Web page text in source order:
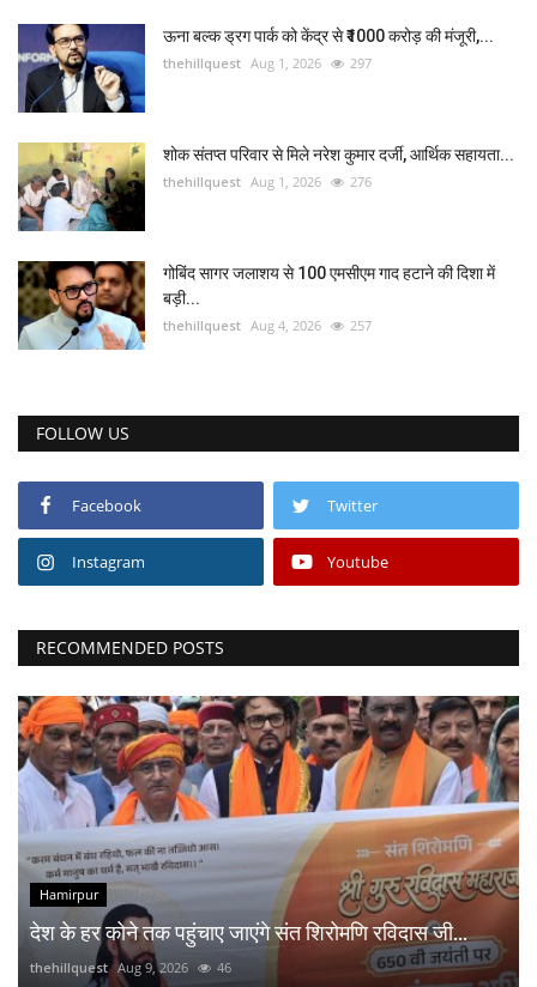
ऊना बल्क ड्रग पार्क को केंद्र से ₹1000 करोड़ की मंजूरी,...
thehillquest Aug 1, 2026 297
शोक संतप्त परिवार से मिले नरेश कुमार दर्जी, आर्थिक सहायता...
thehillquest Aug 1, 2026 276
गोबिंद सागर जलाशय से 100 एमसीएम गाद हटाने की दिशा में
बड़ी...
thehillquest Aug 4, 2026 257
FOLLOW US
Facebook Twitter
Instagram Youtube
RECOMMENDED POSTS
Hamirpur
देश के हर कोने तक पहुंचाए जाएंगे संत शिरोमणि रविदास जी...
thehillquest Aug 9, 2026 46